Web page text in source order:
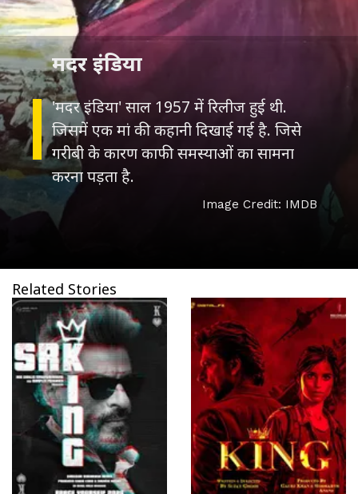
'मदर इंडिया' साल 1957 में रिलीज हुई थी.
जिसमें एक मां की कहानी दिखाई गई है. जिसे
गरीबी के कारण काफी समस्याओं का सामना
करना पड़ता है.
मदर इंडिया
Image Credit: IMDB
Related Stories